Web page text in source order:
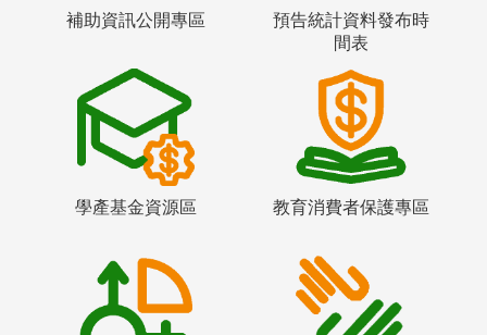
補助資訊公開專區
預告統計資料發布時
間表
學產基金資源區 教育消費者保護專區